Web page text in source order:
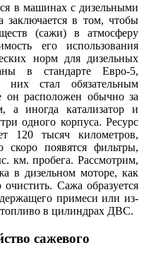
в машинах с дизельными
заключается в том, чтобы
(сажи) в атмосферу
его использования
норм для дизельных
в стандарте Евро-5,
стал обязательным
он расположен обычно за
а иногда катализатор и
одного корпуса. Ресурс
120 тысяч километров,
скоро появятся фильтры,
км. пробега. Рассмотрим,
в дизельном моторе, как
Сажа образуется
примеси или из-
топливо в цилиндрах ДВС.
сажевого